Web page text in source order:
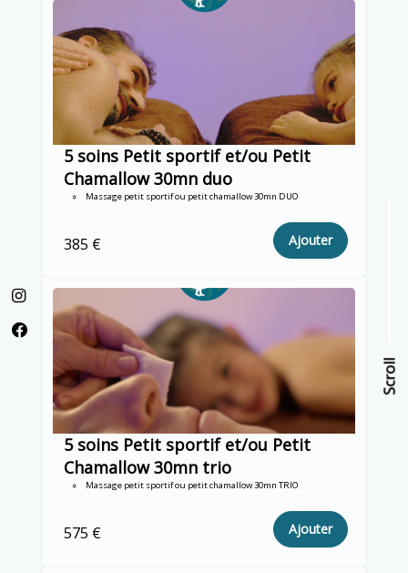
Scroll
5 soins Petit sportif et/ou Petit
Chamallow 30mn duo
Massage petit sportif ou petit chamallow 30mn DUO
385 € Ajouter
5 soins Petit sportif et/ou Petit
Chamallow 30mn trio
Massage petit sportif ou petit chamallow 30mn TRIO
575 € Ajouter
Scroll